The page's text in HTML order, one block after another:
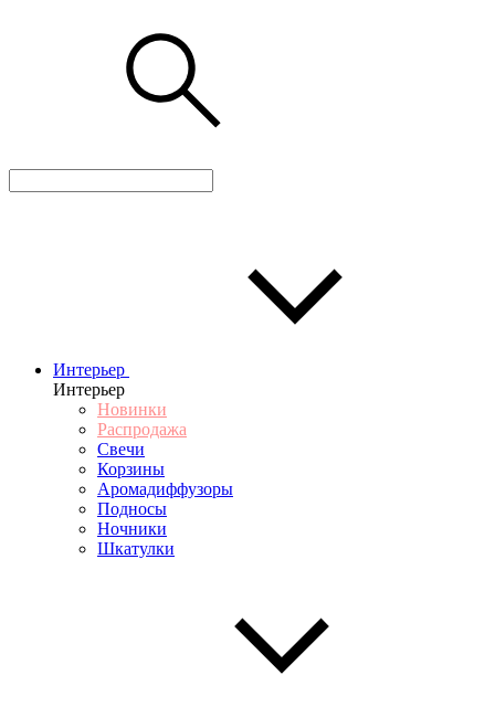
Интерьер
Интерьер
Новинки
Распродажа
Свечи
Корзины
Аромадиффузоры
Подносы
Ночники
Шкатулки